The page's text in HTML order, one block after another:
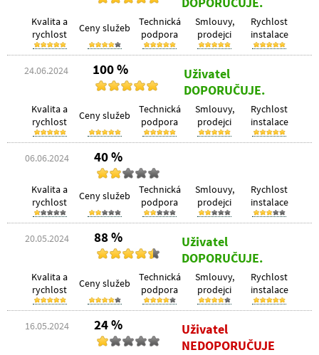
Kvalita a
rychlost
Ceny služeb
Technická
podpora
Smlouvy,
prodejci
Rychlost
instalace
24.06.2024 100 %
Uživatel
DOPORUČUJE.
Kvalita a
rychlost
Ceny služeb
Technická
podpora
Smlouvy,
prodejci
Rychlost
instalace
06.06.2024 40 %
Kvalita a
rychlost
Ceny služeb
Technická
podpora
Smlouvy,
prodejci
Rychlost
instalace
20.05.2024 88 %
Uživatel
DOPORUČUJE.
Kvalita a
rychlost
Ceny služeb
Technická
podpora
Smlouvy,
prodejci
Rychlost
instalace
16.05.2024 24 %
Uživatel
NEDOPORUČUJE